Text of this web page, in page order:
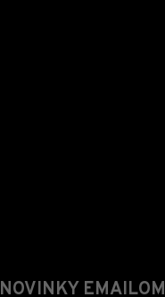
NOVINKY EMAILOM